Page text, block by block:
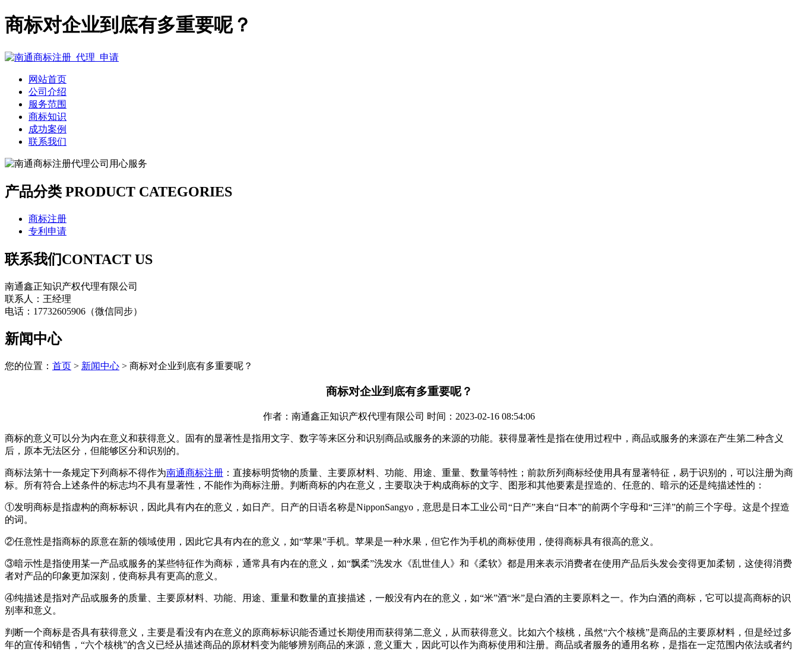
商标对企业到底有多重要呢？
网站首页
公司介绍
服务范围
商标知识
成功案例
联系我们
产品分类 PRODUCT CATEGORIES
商标注册
专利申请
联系我们CONTACT US
南通鑫正知识产权代理有限公司
联系人：王经理
电话：17732605906（微信同步）
新闻中心
您的位置： 首页 > 新闻中心 > 商标对企业到底有多重要呢？
商标对企业到底有多重要呢？
作者：南通鑫正知识产权代理有限公司 时间：2023-02-16 08:54:06
商标的意义可以分为内在意义和获得意义。固有的显著性是指用文字、数字等来区分和识别商品或服务的来源的功能。获得显著性是指在使用过程中，商品或服务的来源在产生第二种含义
后，原本无法区分，但能够区分和识别的。
商标法第十一条规定下列商标不得作为南通商标注册 ：直接标明货物的质量、主要原材料、功能、用途、重量、数量等特性；前款所列商标经使用具有显著特征，易于识别的，可以注册为商
标。所有符合上述条件的标志均不具有显著性，不能作为商标注册。判断商标的内在意义，主要取决于构成商标的文字、图形和其他要素是捏造的、任意的、暗示的还是纯描述性的：
①发明商标是指虚构的商标标识，因此具有内在的意义，如日产。日产的日语名称是NipponSangyo，意思是日本工业公司“日产”来自“日本”的前两个字母和“三洋”的前三个字母。这是个捏造
的词。
②任意性是指商标的原意在新的领域使用，因此它具有内在的意义，如“苹果”手机。苹果是一种水果，但它作为手机的商标使用，使得商标具有很高的意义。
③暗示性是指使用某一产品或服务的某些特征作为商标，通常具有内在的意义，如“飘柔”洗发水《乱世佳人》和《柔软》都是用来表示消费者在使用产品后头发会变得更加柔韧，这使得消费
者对产品的印象更加深刻，使商标具有更高的意义。
④纯描述是指对产品或服务的质量、主要原材料、功能、用途、重量和数量的直接描述，一般没有内在的意义，如“米”酒“米”是白酒的主要原料之一。作为白酒的商标，它可以提高商标的识
别率和意义。
判断一个商标是否具有获得意义，主要是看没有内在意义的原商标标识能否通过长期使用而获得第二意义，从而获得意义。比如六个核桃，虽然“六个核桃”是商品的主要原材料，但是经过多
年的宣传和销售，“六个核桃”的含义已经从描述商品的原材料变为能够辨别商品的来源，意义重大，因此可以作为商标使用和注册。商品或者服务的通用名称，是指在一定范围内依法或者约